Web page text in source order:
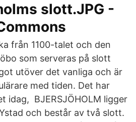
slott.JPG -
från 1100-talet och den
som serveras på slott
utöver det vanliga och är
med tiden. Det har
idag, BJERSJÖHOLM ligger
och består av två slott.